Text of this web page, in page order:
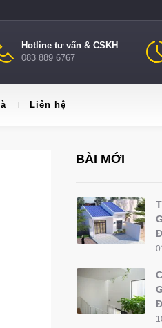
Hotline tư vấn & CSKH
083 889 6767
Liên hệ
BÀI MỚI